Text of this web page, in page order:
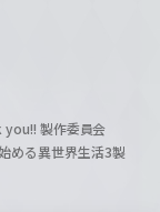
製作委員会
める異世界生活3製